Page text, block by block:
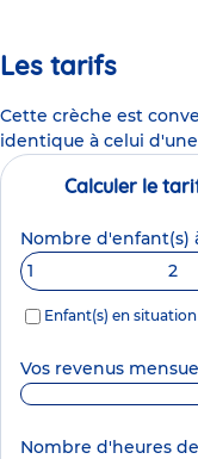
Les tarifs
Cette crèche est
identique à celui
Calculer le
Nombre d'enfant(s)
1
2
Enfant(s) en
Vos revenus
Nombre d'heures